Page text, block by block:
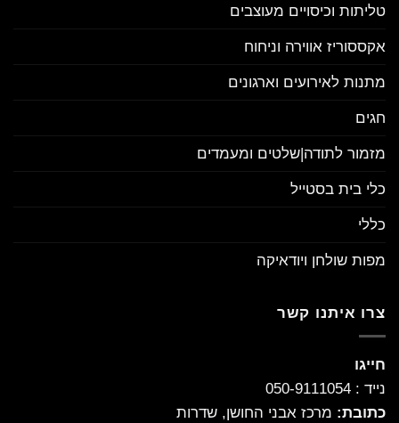
טליתות וכיסויים מעוצבים
אקססוריז אווירה וניחוח
מתנות לאירועים וארגונים
חגים
מזמור לתודה|שלטים ומעמדים
כלי בית בסטייל
כללי
מפות שולחן ויודאיקה
צרו איתנו קשר
חייגו
נייד : 050-9111054
כתובת: מרכז אבני החושן, שדרות